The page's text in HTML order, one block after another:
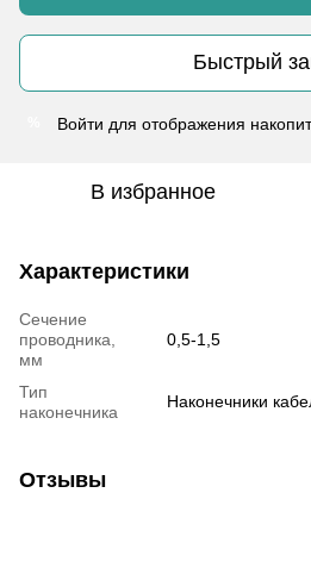
Быстрый
Войти для отображения
В избранное
Характеристики
Сечение
проводника,
мм
0,5-1,5
Тип
наконечника
Наконечники
Отзывы